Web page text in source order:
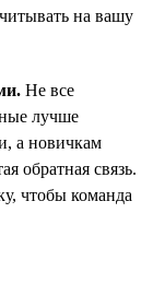
на вашу
Не все
лучше
а новичкам
обратная связь.
чтобы команда